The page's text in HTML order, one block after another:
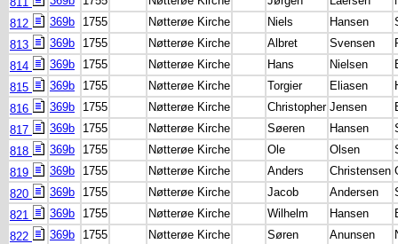
812
369b 1755 Nøtterøe Kirche Niels Hansen
813
369b 1755 Nøtterøe Kirche Albret Svensen
814
369b 1755 Nøtterøe Kirche Hans Nielsen
815
369b 1755 Nøtterøe Kirche Torgier Eliasen
816
369b 1755 Nøtterøe Kirche Christopher Jensen
817
369b 1755 Nøtterøe Kirche Søeren Hansen
818
369b 1755 Nøtterøe Kirche Ole Olsen
819
369b 1755 Nøtterøe Kirche Anders Christensen
820
369b 1755 Nøtterøe Kirche Jacob Andersen
821
369b 1755 Nøtterøe Kirche Wilhelm Hansen
822
369b 1755 Nøtterøe Kirche Søren Anunsen